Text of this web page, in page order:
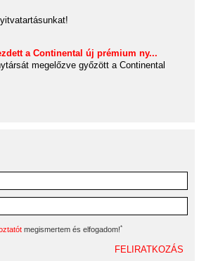
a Continental új prémium ny...
megelőzve győzött a Continental
megismertem és elfogadom!*